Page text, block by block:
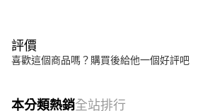
評價
喜歡這個商品嗎？購買後給他一個好評吧
本分類熱銷全站排行